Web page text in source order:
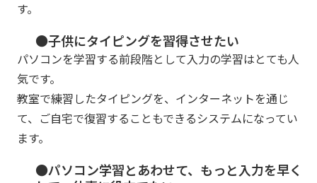
す。
●子供にタイピングを習得させたい
パソコンを学習する前段階として入力の学習はとても人
気です。
教室で練習したタイピングを、インターネットを通じ
て、ご自宅で復習することもできるシステムになってい
ます。
●パソコン学習とあわせて、もっと入力を早く